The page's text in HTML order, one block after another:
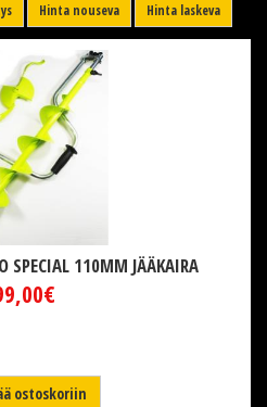
Hinta nouseva Hinta laskeva
SPECIAL 110MM JÄÄKAIRA
ostoskoriin